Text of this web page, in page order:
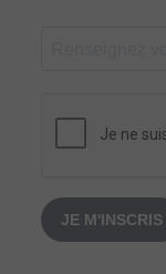
JE M'INSCRIS